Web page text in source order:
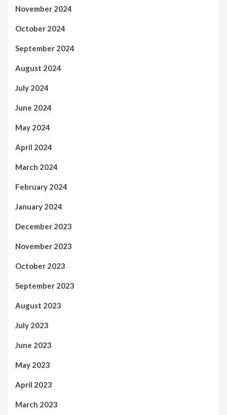
November 2024
October 2024
September 2024
August 2024
July 2024
June 2024
May 2024
April 2024
March 2024
February 2024
January 2024
December 2023
November 2023
October 2023
September 2023
August 2023
July 2023
June 2023
May 2023
April 2023
March 2023